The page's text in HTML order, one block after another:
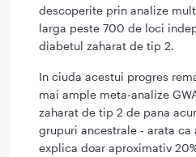
descoperite prin analize
larga peste 700 de loci
diabetul zaharat de tip 2.
In ciuda acestui progres
mai ample meta-analize
zaharat de tip 2 de pana
grupuri ancestrale - arata ca
explica doar aproximativ